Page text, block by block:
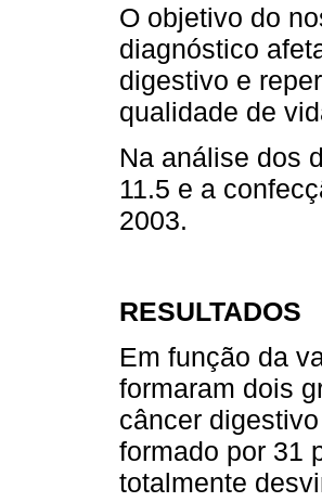
O objetivo do
diagnóstico
digestivo e
qualidade de
Na análise dos
11.5 e a
2003.
RESULTADOS
Em função da
formaram dois
câncer
formado por 31
totalmente